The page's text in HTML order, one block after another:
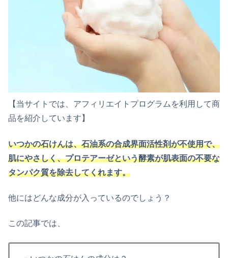
【当サイトでは、アフィリエイトプログラムを利用して商
品を紹介しています】
いつかの石けんは、石油系の合成界面活性剤が不使用で、
肌にやさしく、プロテアーゼという酵素が肌表面の不要な
タンパク質を除去してくれます。
他にはどんな成分が入っているのでしょう？
この記事では、